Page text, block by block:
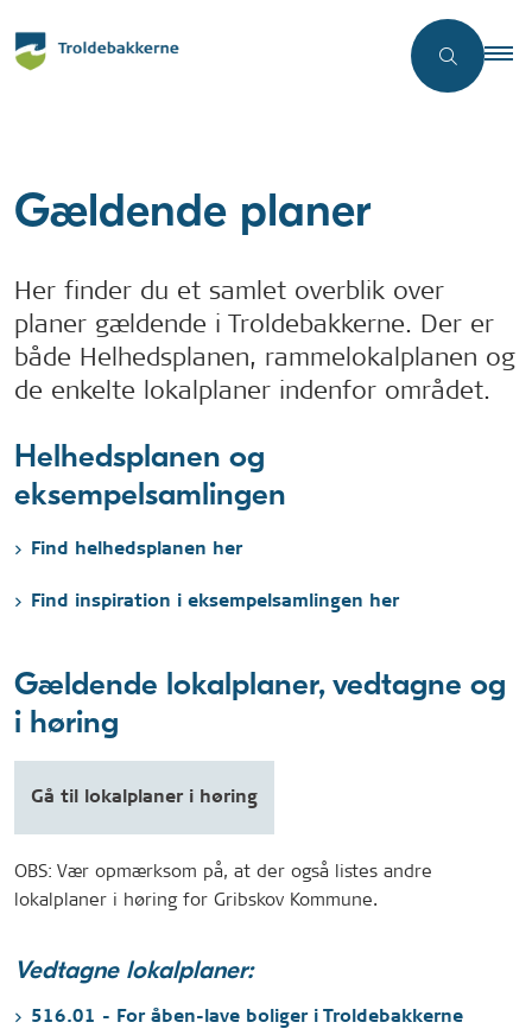
Gældende planer
Her finder du et samlet overblik over
planer gældende i Troldebakkerne. Der er
både Helhedsplanen, rammelokalplanen og
de enkelte lokalplaner indenfor området.
Helhedsplanen og
eksempelsamlingen
Find helhedsplanen her
Find inspiration i eksempelsamlingen her
Gældende lokalplaner, vedtagne og
i høring
Gå til lokalplaner i høring
OBS: Vær opmærksom på, at der også listes andre
lokalplaner i høring for Gribskov Kommune.
Vedtagne lokalplaner:
516.01 - For åben-lave boliger i Troldebakkerne